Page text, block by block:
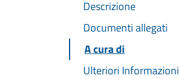
Descrizione
Documenti allegati
A cura di
Ulteriori Informazioni